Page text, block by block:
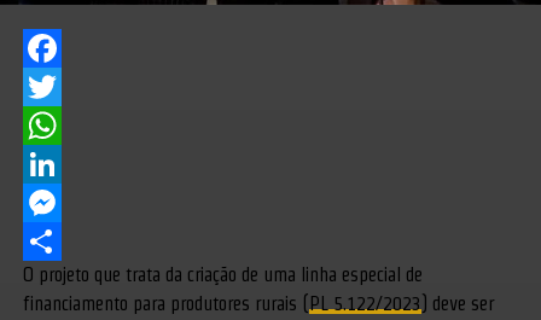
Facebook
Twitter
WhatsApp
LinkedIn
Messenger
Share
O projeto que trata da criação de uma linha especial de
financiamento para produtores rurais (
PL 5.122/2023 ) deve ser